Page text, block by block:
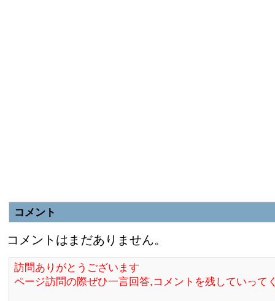
コメント
コメントはまだありません。
訪問ありがとうございます
ページ訪問の際ぜひ一言回答,コメントを残していって